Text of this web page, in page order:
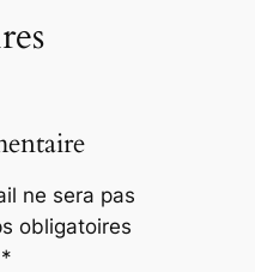
ne sera pas
obligatoires
*